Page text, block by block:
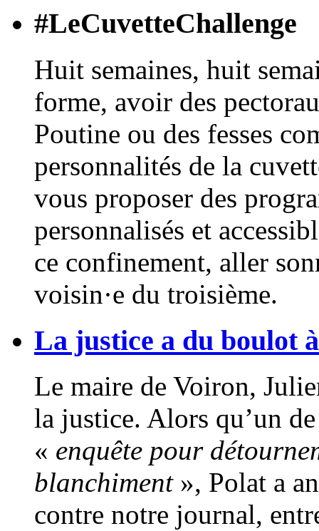
#LeCuvetteChallenge
Huit semaines, huit
forme, avoir des
Poutine ou des fesses
personnalités de la
vous proposer des
personnalisés et
ce confinement, aller
voisin·e du troisième.
La justice a du boulot
Le maire de Voiron,
la justice. Alors qu’un
« enquête pour
blanchiment», Polat a
contre notre journal,